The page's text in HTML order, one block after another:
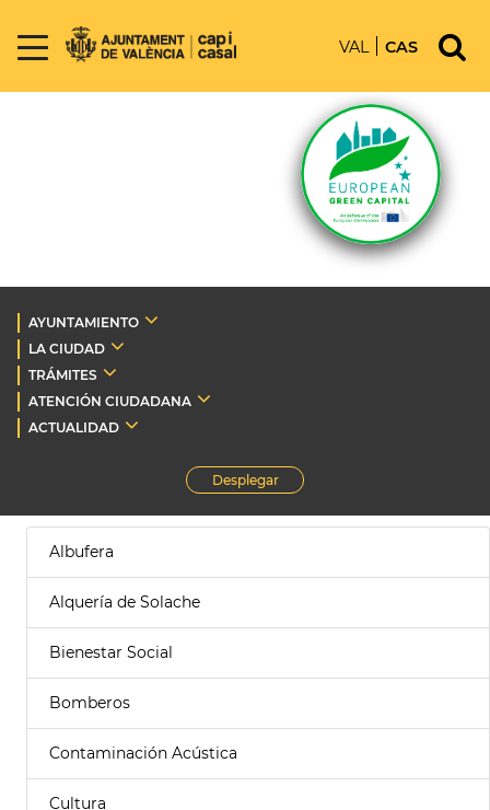
VAL CAS
AYUNTAMIENTO
LA CIUDAD
TRÁMITES
ATENCIÓN CIUDADANA
ACTUALIDAD
Desplegar
Albufera
Alquería de Solache
Bienestar Social
Bomberos
Contaminación Acústica
Cultura